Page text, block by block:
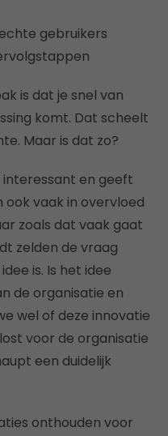
gebruikers
is dat je snel van
komt. Dat scheelt
Maar is dat zo?
interessant en geeft
ook vaak in overvloed
zoals dat vaak gaat
zelden de vraag
is. Is het idee
de organisatie en
wel of deze innovatie
voor de organisatie
een duidelijk
onthouden voor